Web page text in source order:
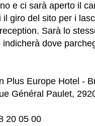
e ci sarà aperto il
il giro del sito per i
Sarà lo
dove
Plus Europe Hotel -
Général Paulet,
20 05 00